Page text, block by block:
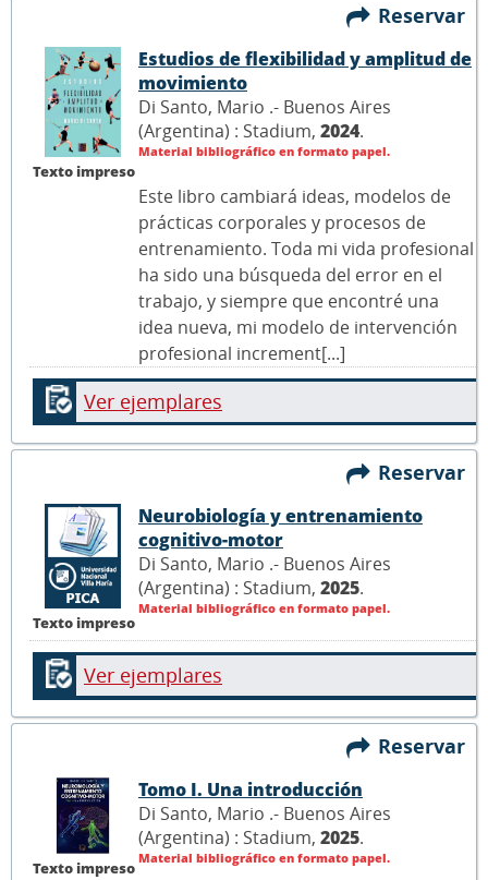
Reservar
Texto impreso
Estudios de flexibilidad y amplitud de
movimiento
Di Santo, Mario .- Buenos Aires
(Argentina) : Stadium, 2024.
Material bibliográfico en formato papel.
Este libro cambiará ideas, modelos de
prácticas corporales y procesos de
entrenamiento. Toda mi vida profesional
ha sido una búsqueda del error en el
trabajo, y siempre que encontré una
idea nueva, mi modelo de intervención
profesional increment[...]
Ver ejemplares
Reservar
Texto impreso
Neurobiología y entrenamiento
cognitivo-motor
Di Santo, Mario .- Buenos Aires
(Argentina) : Stadium, 2025.
Material bibliográfico en formato papel.
Ver ejemplares
Reservar
Texto impreso
Tomo I. Una introducción
Di Santo, Mario .- Buenos Aires
(Argentina) : Stadium, 2025.
Material bibliográfico en formato papel.